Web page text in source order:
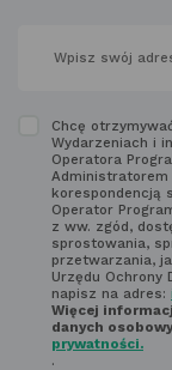
poniżej
Zapoznaj
z
newsletter'a
Chcę
Wydarzeniach i
Operatora
korespondencją
Operator
z ww. zgód,
sprostowania,
przetwarzania,
Urzędu Ochrony
napisz na adres:
Więcej
danych
prywatności.
.